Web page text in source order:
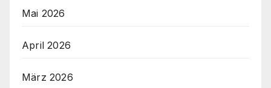
Mai 2026
April 2026
März 2026